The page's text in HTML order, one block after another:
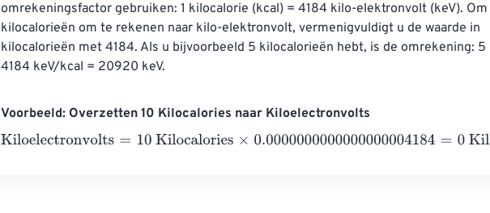
omrekeningsfactor gebruiken: 1 kilocalorie (kcal) = 4184 kilo-elektronvolt (keV). Om
kilocalorieën om te rekenen naar kilo-elektronvolt, vermenigvuldigt u de waarde in
kilocalorieën met 4184. Als u bijvoorbeeld 5 kilocalorieën hebt, is de omrekening: 5
4184 keV/kcal = 20920 keV.
Voorbeeld: Overzetten 10 Kilocalories naar Kiloelectronvolts
Kiloelectronvolts=10 Kilocalories×0.0000000000000000004184=0